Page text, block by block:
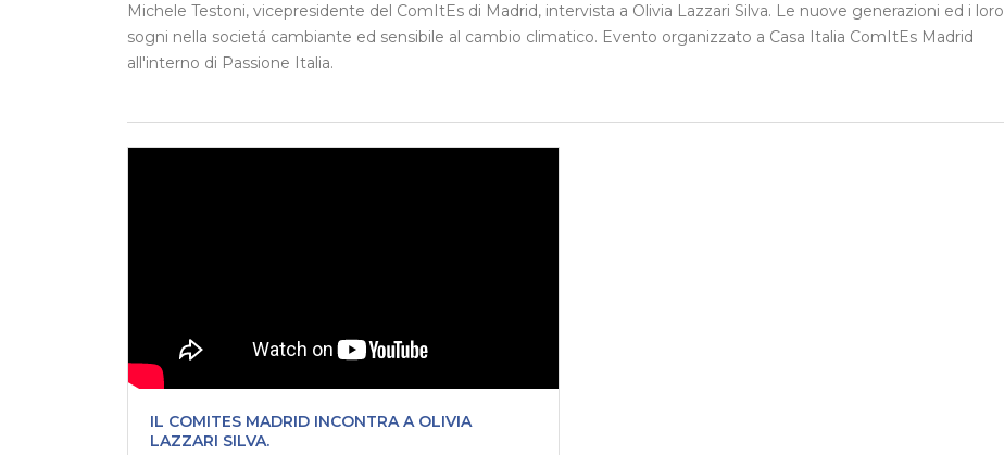
Michele Testoni, vicepresidente del ComItEs di Madrid, intervista a Olivia Lazzari Silva. Le nuove generazioni ed i loro
sogni nella societá cambiante ed sensibile al cambio climatico. Evento organizzato a Casa Italia ComItEs Madrid
all'interno di Passione Italia.
IL COMITES MADRID INCONTRA A OLIVIA
LAZZARI SILVA.